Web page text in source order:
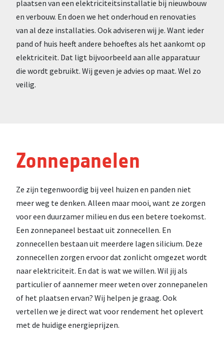
plaatsen van een elektriciteitsinstallatie bij nieuwbouw
en verbouw. En doen we het onderhoud en renovaties
van al deze installaties. Ook adviseren wij je. Want ieder
pand of huis heeft andere behoeftes als het aankomt op
elektriciteit. Dat ligt bijvoorbeeld aan alle apparatuur
die wordt gebruikt. Wij geven je advies op maat. Wel zo
veilig.
Zonnepanelen
Ze zijn tegenwoordig bij veel huizen en panden niet
meer weg te denken. Alleen maar mooi, want ze zorgen
voor een duurzamer milieu en dus een betere toekomst.
Een zonnepaneel bestaat uit zonnecellen. En
zonnecellen bestaan uit meerdere lagen silicium. Deze
zonnecellen zorgen ervoor dat zonlicht omgezet wordt
naar elektriciteit. En dat is wat we willen. Wil jij als
particulier of aannemer meer weten over zonnepanelen
of het plaatsen ervan? Wij helpen je graag. Ook
vertellen we je direct wat voor rendement het oplevert
met de huidige energieprijzen.